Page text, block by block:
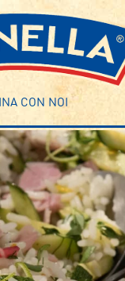
CON NOI